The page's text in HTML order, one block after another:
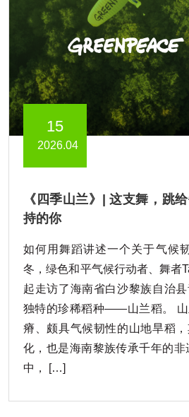
15
2026.04
《四季山兰》| 这支舞，跳
持的你
如何用舞蹈讲述一个关于气候
冬，绿色和平气候行动者、舞者
起走访了海南省白沙黎族自治
独特的珍稀稻种——山兰稻。 山
瘠、颇具气候韧性的山地旱稻
化，也是海南黎族传承千年的
中， […]